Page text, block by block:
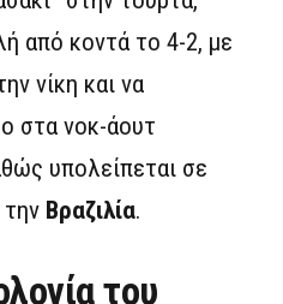
από κοντά το 4-2, με
νίκη και να
στα νοκ-άουτ
υπολείπεται σε
Βραζιλία.
του